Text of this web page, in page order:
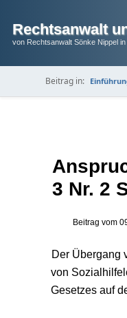
Rechtsanwalt
von Rechtsanwalt Sönke Nippel
Beitrag in:
3 Nr. 2
Beitrag vom
Der Übergang
von
Gesetzes auf